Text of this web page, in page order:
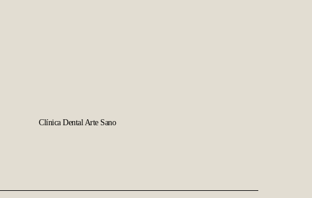
Dental
Clínica Dental Arte Sano